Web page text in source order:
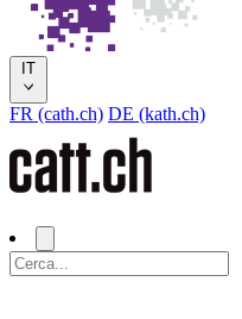
IT
FR (cath.ch) DE (kath.ch)